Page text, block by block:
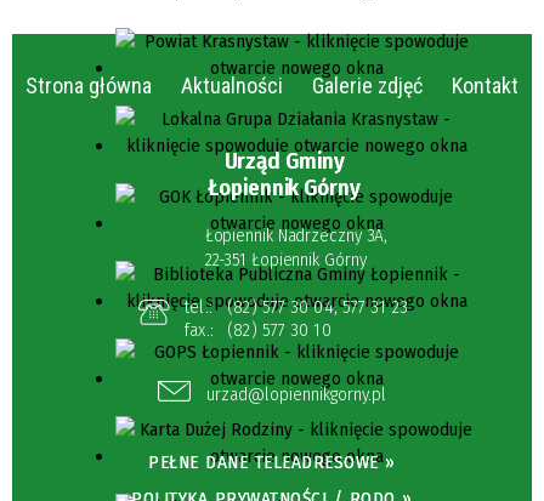
Strona główna Aktualności Galerie zdjęć Kontakt
Urząd Gminy
Łopiennik Górny
Łopiennik Nadrzeczny 3A,
22-351 Łopiennik Górny
tel.: (82) 577 30 04,577 31 23
fax.:
(82) 577 30 10
urzad@lopiennikgorny.pl
PEŁNE DANE TELEADRESOWE »